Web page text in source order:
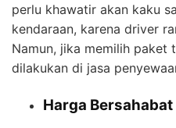
perlu khawatir akan kaku
kendaraan, karena driver
Namun, jika memilih paket
dilakukan di jasa
Harga Bersahabat